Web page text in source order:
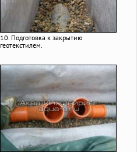
10. Подготовка к закрытию
геотекстилем.